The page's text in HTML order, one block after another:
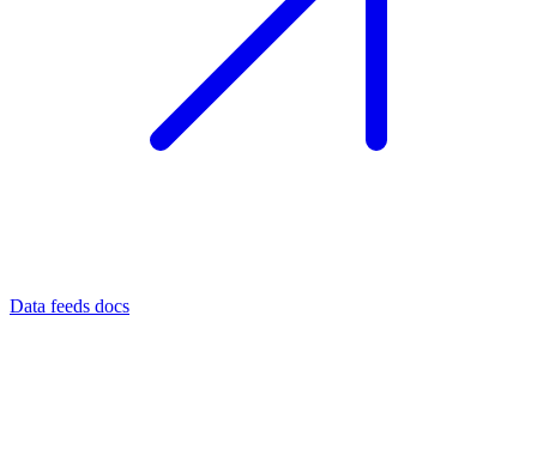
Data feeds docs